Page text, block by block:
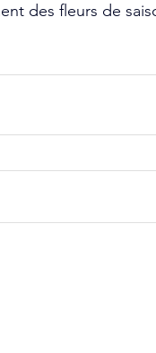
des fleurs de